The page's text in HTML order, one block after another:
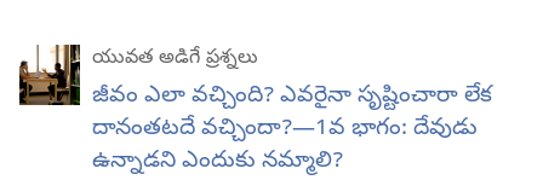
యువత అడిగే ప్రశ్నలు
జీవం ఎలా వచ్చింది? ఎవరైనా సృష్టించారా లేక
దానంతటదే వచ్చిందా?—1వ భాగం: దేవుడు
ఉన్నాడని ఎందుకు నమ్మాలి?